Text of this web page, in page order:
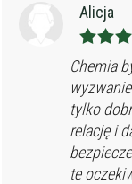
Alicja
Chemia
tylko
relację i
te